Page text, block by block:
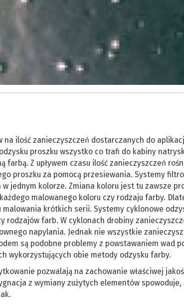
na ilość zanieczyszczeń dostarczanych do
proszku wszystko co trafi do kabiny
Z upływem czasu ilość zanieczyszczeń
proszku za pomocą przesiewania. Systemy
jednym kolorze. Zmiana koloru jest tu zawsze
malowanego koloru czy rodzaju farby.
krótkich serii. Systemy cyklonowe
rodzajów farb. W cyklonach drobiny
napylania. Jednak nie wszystkie
są podobne problemy z powstawaniem wad
wykorzystujących obie metody odzysku farby.
pozwalają na zachowanie właściwej
z wymiany zużytych elementów